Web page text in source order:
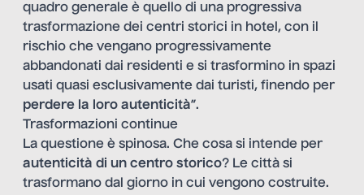
quadro generale è quello di una progressiva
trasformazione dei centri storici in hotel, con il
rischio che vengano progressivamente
abbandonati dai residenti e si trasformino in spazi
usati quasi esclusivamente dai turisti, finendo per
perdere la loro autenticità”.
Trasformazioni continue
La questione è spinosa. Che cosa si intende per
autenticità di un centro storico? Le città si
trasformano dal giorno in cui vengono costruite.